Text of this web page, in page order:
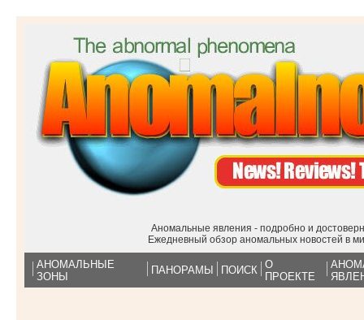
Аномальные явления - подробно и
Ежедневный обзор аномальных новостей в
АНОМАЛЬНЫЕ
ЗОНЫ
ПАНОРАМЫ ПОИСК О
ПРОЕКТЕ